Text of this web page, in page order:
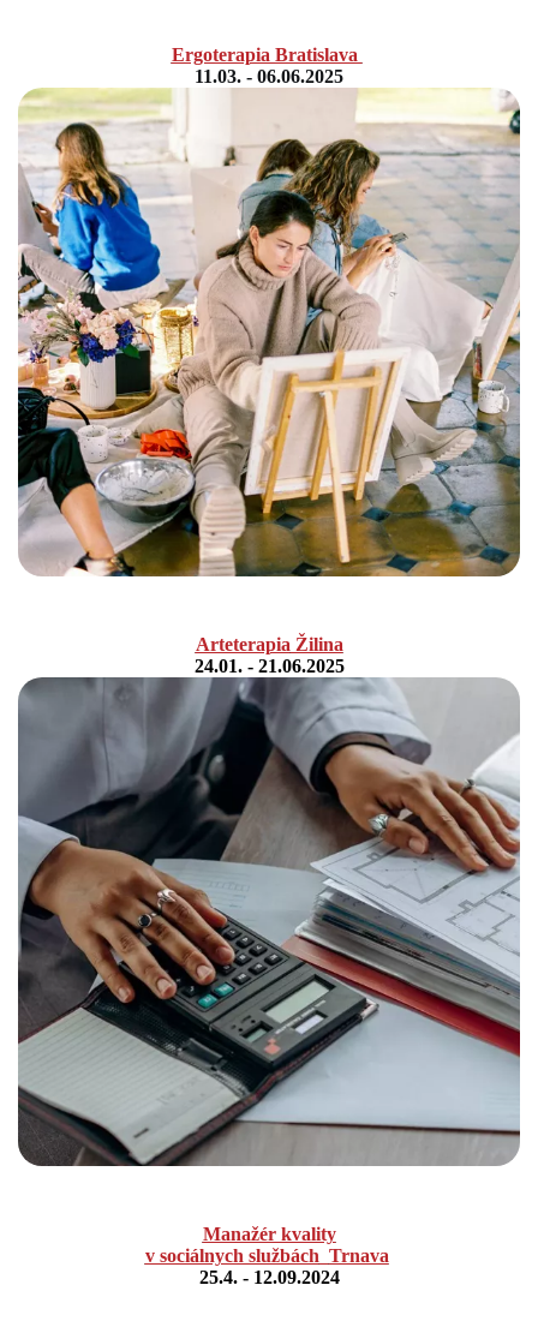
Ergoterapia Bratislava
11.03. - 06.06.2025
Arteterapia Žilina
24.01. - 21.06.2025
Manažér kvality
v sociálnych službách Trnava
25.4. - 12.09.2024